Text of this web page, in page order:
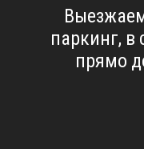
паркинг, в
прямо